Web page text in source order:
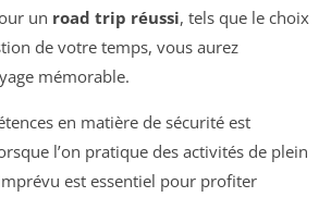
un road trip réussi, tels que le choix
de votre temps, vous aurez
mémorable.
en matière de sécurité est
l’on pratique des activités de plein
est essentiel pour profiter